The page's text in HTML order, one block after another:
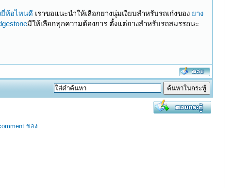
ยี่ห้อไหนดี เราขอแนะนำให้เลือกยางนุ่มเงียบสำหรับรถเก๋งของ ยาง
มีให้เลือกทุกความต้องการ ตั้งแต่ยางสำหรับรถสมรรถนะ
ของ